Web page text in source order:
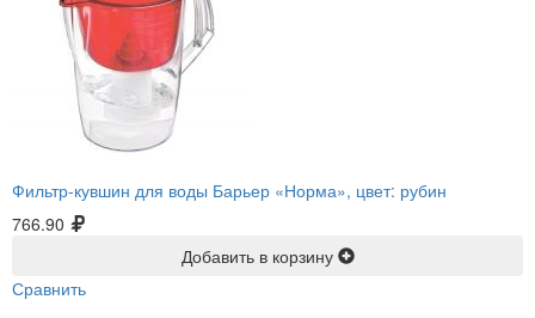
Фильтр-кувшин для воды Барьер «Норма», цвет: рубин
766.90
Добавить в корзину
Сравнить